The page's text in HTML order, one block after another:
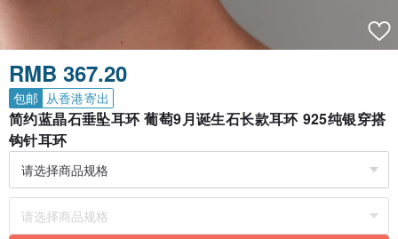
RMB 367.20
包邮 从香港寄出
简约蓝晶石垂坠耳环 葡萄9月诞生石长款耳环 925纯银穿搭
钩针耳环